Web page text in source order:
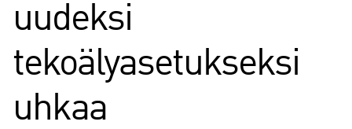
uudeksi
tekoälyasetukseksi
uhkaa